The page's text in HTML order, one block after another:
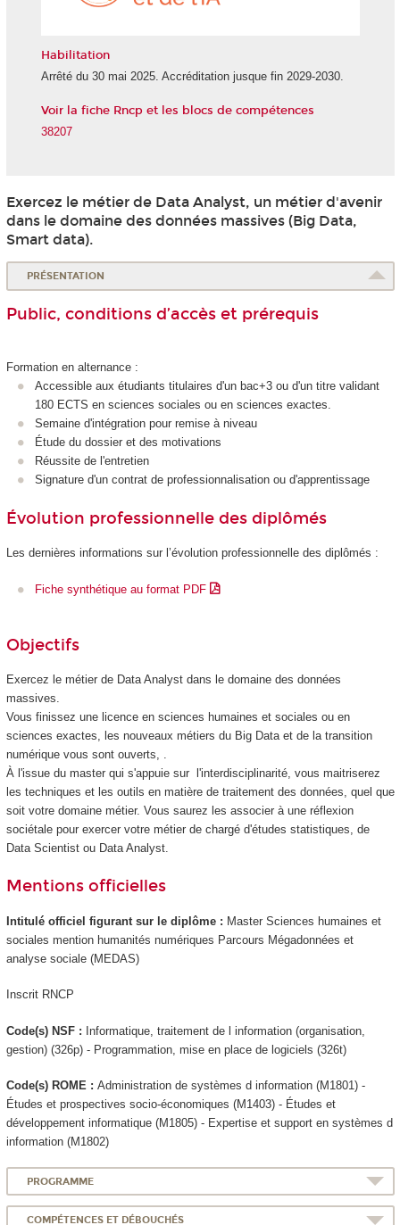
Habilitation
Arrêté du 30 mai 2025. Accréditation jusque fin 2029-2030.
Voir la fiche Rncp et les blocs de compétences
38207
Exercez le métier de Data Analyst, un métier d'avenir
dans le domaine des données massives (Big Data,
Smart data).
PRÉSENTATION
Public, conditions d’accès et prérequis
Formation en alternance:
Accessible aux étudiants titulaires d'un bac+3 ou d'un titre validant
180 ECTS en sciences sociales ou en sciences exactes.
Semaine d'intégration pour remise à niveau
Étude du dossier et des motivations
Réussite de l'entretien
Signature d'un contrat de professionnalisation ou d'apprentissage
Évolution professionnelle des diplômés
Les dernières informations sur l’évolution professionnelle des diplômés :
Fiche synthétique au format PDF
Objectifs
Exercez le métier de Data Analyst dans le domaine des données
massives.
Vous finissez une licence en sciences humaines et sociales ou en
sciences exactes, les nouveaux métiers du Big Data et de la transition
numérique vous sont ouverts, .
À l'issue du master qui s'appuie sur l'interdisciplinarité, vous maitriserez
les techniques et les outils en matière de traitement des données, quel que
soit votre domaine métier. Vous saurez les associer à une réflexion
sociétale pour exercer votre métier de chargé d'études statistiques, de
Data Scientist ou Data Analyst.
Mentions officielles
Intitulé officiel figurant sur le diplôme : Master Sciences humaines et
sociales mention humanités numériques Parcours Mégadonnées et
analyse sociale (MEDAS)
Inscrit RNCP
Code(s) NSF : Informatique, traitement de l information (organisation,
gestion) (326p) - Programmation, mise en place de logiciels (326t)
Code(s) ROME : Administration de systèmes d information (M1801) -
Études et prospectives socio-économiques (M1403) - Études et
développement informatique (M1805) - Expertise et support en systèmes d
information (M1802)
PROGRAMME
COMPÉTENCES ET DÉBOUCHÉS